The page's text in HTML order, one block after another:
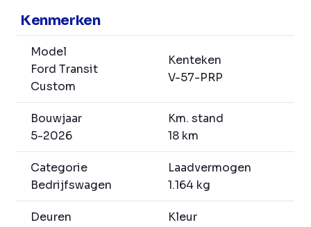
Kenmerken
Model
Ford Transit
Custom
Kenteken
V-57-PRP
Bouwjaar
5-2026
Km. stand
18 km
Categorie
Bedrijfswagen
Laadvermogen
1.164 kg
Deuren
Kleur